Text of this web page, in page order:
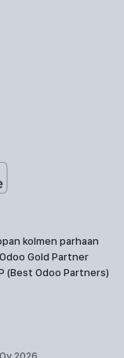
kolmen parhaan
Gold Partner
(Best Odoo Partners)
2026